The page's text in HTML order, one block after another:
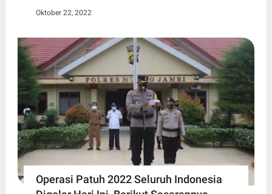
Oktober 22, 2022
Operasi Patuh 2022 Seluruh Indonesia